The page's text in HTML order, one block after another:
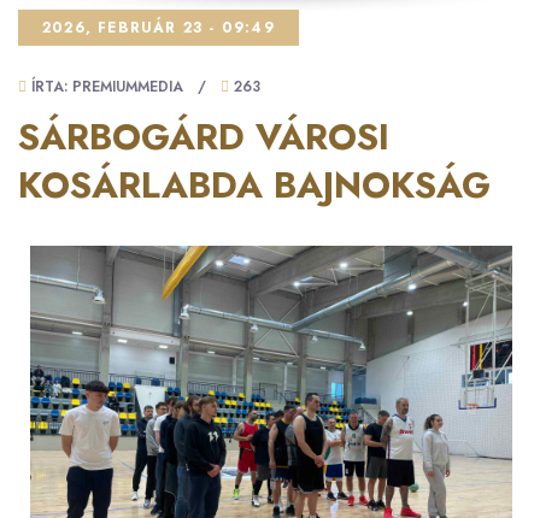
2026, FEBRUÁR 23 - 09:49
ÍRTA: PREMIUMMEDIA / 263
SÁRBOGÁRD VÁROSI
KOSÁRLABDA BAJNOKSÁG